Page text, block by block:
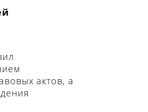
актов, а